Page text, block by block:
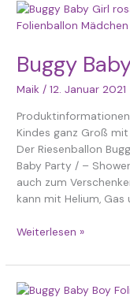
Buggy
Maik/12. Januar 2021
Kindes ganz Groß
Der Riesenballon
Baby Party / –
auch zum
kann mit Helium,
Buggy
Baby
Folienballon
Weiterlesen »
Buggy